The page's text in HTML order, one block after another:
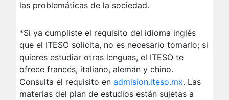
las problemáticas de la sociedad.
*Si ya cumpliste el requisito del idioma inglés
que el ITESO solicita, no es necesario tomarlo; si
quieres estudiar otras lenguas, el ITESO te
ofrece francés, italiano, alemán y chino.
Consulta el requisito enadmision.iteso.mx. Las
materias del plan de estudios están sujetas a